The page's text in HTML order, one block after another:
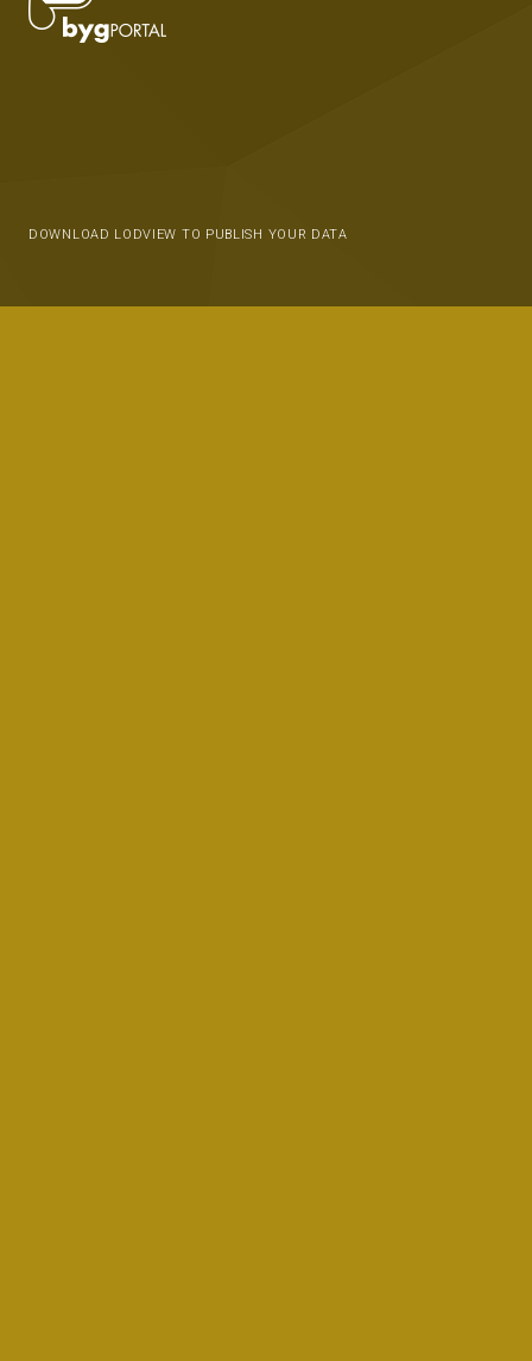
DOWNLOAD LODVIEW TO PUBLISH YOUR DATA